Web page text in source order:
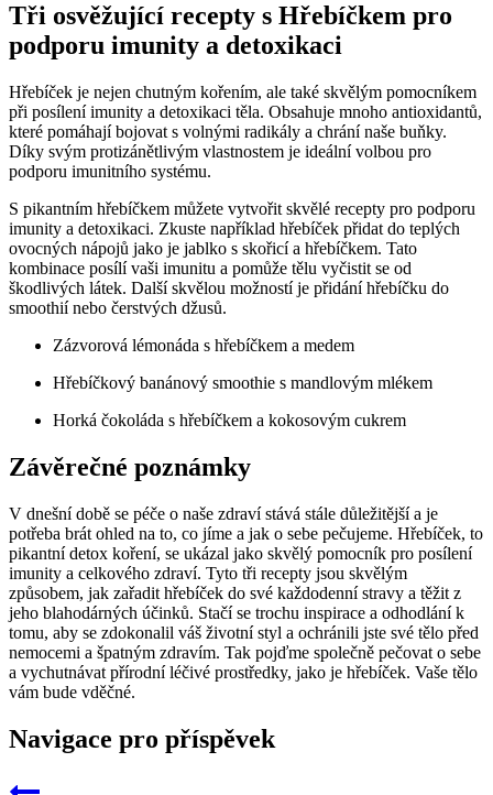
Tři osvěžující ⁢recepty s Hřebíčkem pro
podporu imunity a detoxikaci
Hřebíček je⁢ nejen chutným kořením, ale také skvělým pomocníkem
při posílení imunity a⁢ detoxikaci těla. Obsahuje mnoho antioxidantů,
které ⁢pomáhají bojovat s volnými​ radikály a chrání naše buňky.
Díky svým⁢ protizánětlivým vlastnostem je ideální volbou pro
podporu imunitního systému.
S pikantním hřebíčkem můžete vytvořit skvělé recepty pro podporu
imunity a detoxikaci. Zkuste například hřebíček přidat do teplých
ovocných nápojů jako je jablko s skořicí a hřebíčkem. Tato
kombinace posílí vaši imunitu a ⁤pomůže ‌tělu vyčistit se od
škodlivých látek. Další skvělou možností je přidání hřebíčku do
smoothií nebo čerstvých džusů.
Zázvorová lémonáda s hřebíčkem ⁢a medem
Hřebíčkový banánový smoothie⁤ s mandlovým mlékem
Horká čokoláda⁣ s hřebíčkem a kokosovým cukrem
Závěrečné poznámky
V dnešní době se péče o naše zdraví stává stále důležitější a je
potřeba brát ohled na to, co jíme a jak o ⁤sebe ‍pečujeme. Hřebíček, to
pikantní detox koření, se ukázal ​jako skvělý pomocník pro posílení
imunity a celkového zdraví. Tyto tři⁤ recepty jsou‍ skvělým
‌způsobem, jak zařadit hřebíček ⁣do své každodenní ​stravy a těžit z⁢
jeho blahodárných účinků. Stačí se ⁢trochu inspirace a odhodlání k
tomu, aby se zdokonalil váš životní styl a ⁣ochránili jste své tělo před
nemocemi a špatným‍ zdravím. Tak pojďme společně pečovat o sebe
a vychutnávat přírodní léčivé prostředky, jako⁤ je​ hřebíček. Vaše‍ tělo
vám bude ‌vděčné.
Navigace pro příspěvek